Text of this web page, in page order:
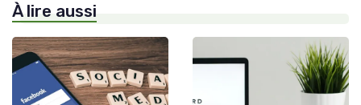
À lire aussi